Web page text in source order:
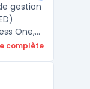
gestion
One,
la
et
complète